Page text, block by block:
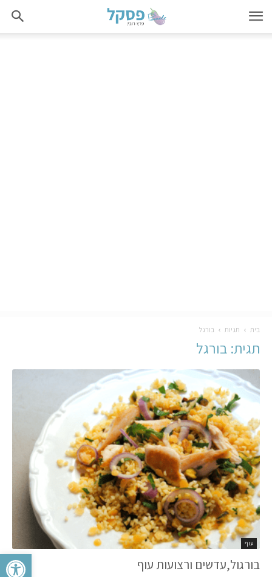
פתח
בית תגיות בורגל
תגית: בורגל
עוף
בורגול,עדשים ורצועות עוף